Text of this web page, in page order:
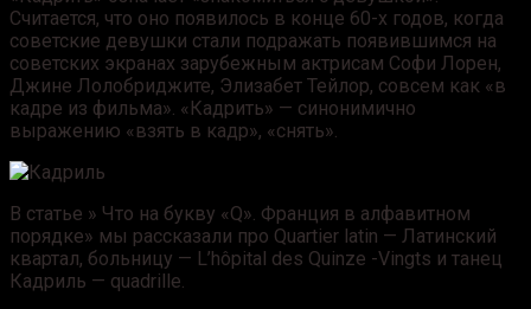
Считается, что оно появилось в конце 60-х годов, когда
советские девушки стали подражать появившимся на
советских экранах зарубежным актрисам Софи Лорен,
Джине Лолобриджите, Элизабет Тейлор, совсем как «в
кадре из фильма». «Кадрить» — синонимично
выражению «взять в кадр», «снять».
В статье » Что на букву «Q». Франция в алфавитном
порядке» мы рассказали про Quartier latin — Латинский
квартал, больницу — L’hôpital des Quinze -Vingts и танец
Кадриль — quadrille.